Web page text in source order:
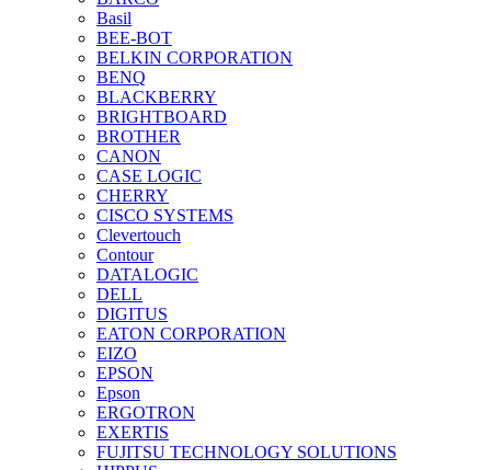
Basil
BEE-BOT
BELKIN CORPORATION
BENQ
BLACKBERRY
BRIGHTBOARD
BROTHER
CANON
CASE LOGIC
CHERRY
CISCO SYSTEMS
Clevertouch
Contour
DATALOGIC
DELL
DIGITUS
EATON CORPORATION
EIZO
EPSON
Epson
ERGOTRON
EXERTIS
FUJITSU TECHNOLOGY SOLUTIONS